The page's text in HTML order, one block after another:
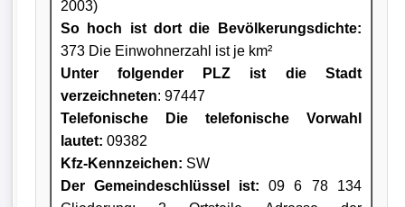
2003)
So hoch ist dort die Bevölkerungsdichte:
373 Die Einwohnerzahl ist je km²
Unter folgender PLZ ist die Stadt
verzeichneten: 97447
Telefonische Die telefonische Vorwahl
lautet: 09382
Kfz-Kennzeichen: SW
Der Gemeindeschlüssel ist: 09 6 78 134